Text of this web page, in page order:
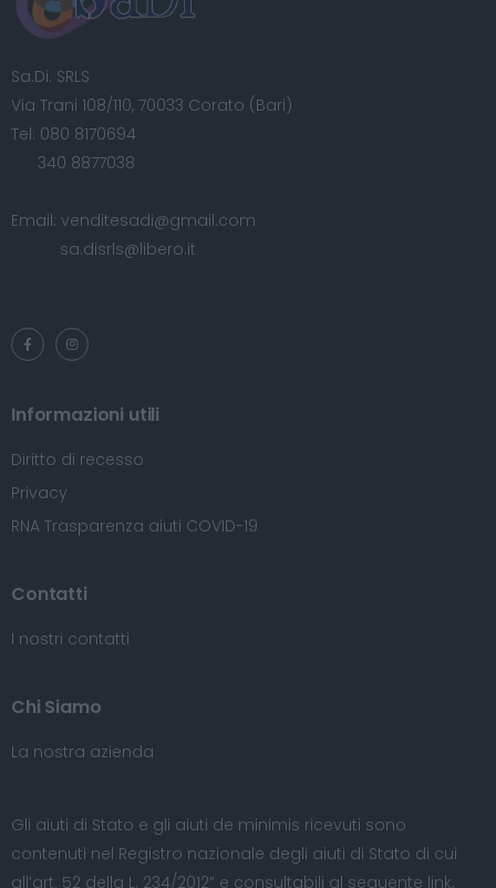
Sa.Di. SRLS
Via Trani 108/110, 70033 Corato (Bari)
Tel: 080 8170694
340 8877038
Email: venditesadi@gmail.com
sa.disrls@libero.it
Informazioni utili
Diritto di recesso
Privacy
RNA Trasparenza aiuti COVID-19
Contatti
I nostri contatti
Chi Siamo
La nostra azienda
Gli aiuti di Stato e gli aiuti de minimis ricevuti sono
contenuti nel Registro nazionale degli aiuti di Stato di cui
all’art. 52 della L. 234/2012” e consultabili al seguente link,